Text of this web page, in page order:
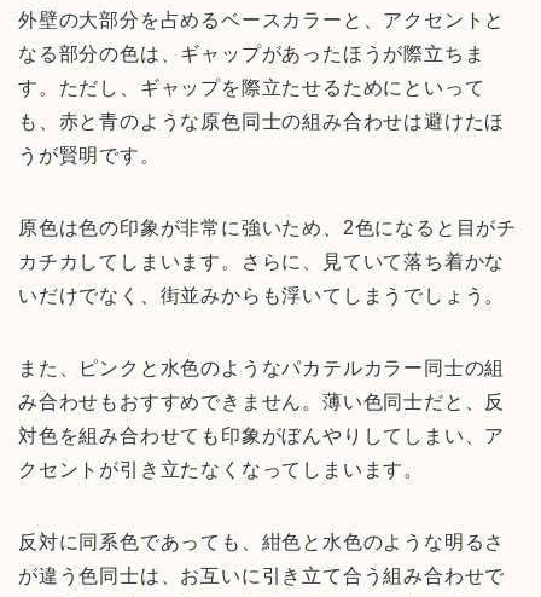
外壁の大部分を占めるベースカラーと、アクセントと
なる部分の色は、ギャップがあったほうが際立ちま
す。ただし、ギャップを際立たせるためにといって
も、赤と青のような原色同士の組み合わせは避けたほ
うが賢明です。
原色は色の印象が非常に強いため、2色になると目がチ
カチカしてしまいます。さらに、見ていて落ち着かな
いだけでなく、街並みからも浮いてしまうでしょう。
また、ピンクと水色のようなパカテルカラー同士の組
み合わせもおすすめできません。薄い色同士だと、反
対色を組み合わせても印象がぼんやりしてしまい、ア
クセントが引き立たなくなってしまいます。
反対に同系色であっても、紺色と水色のような明るさ
が違う色同士は、お互いに引き立て合う組み合わせで